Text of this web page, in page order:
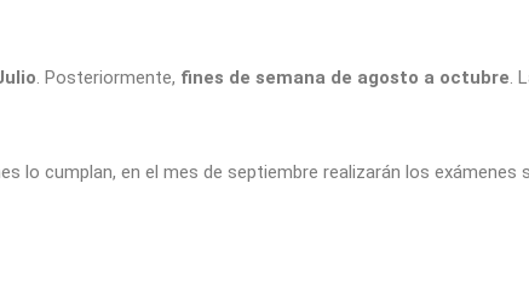
. Posteriormente, fines de semana de agosto a octubre.
lo cumplan, en el mes de septiembre realizarán los exámenes